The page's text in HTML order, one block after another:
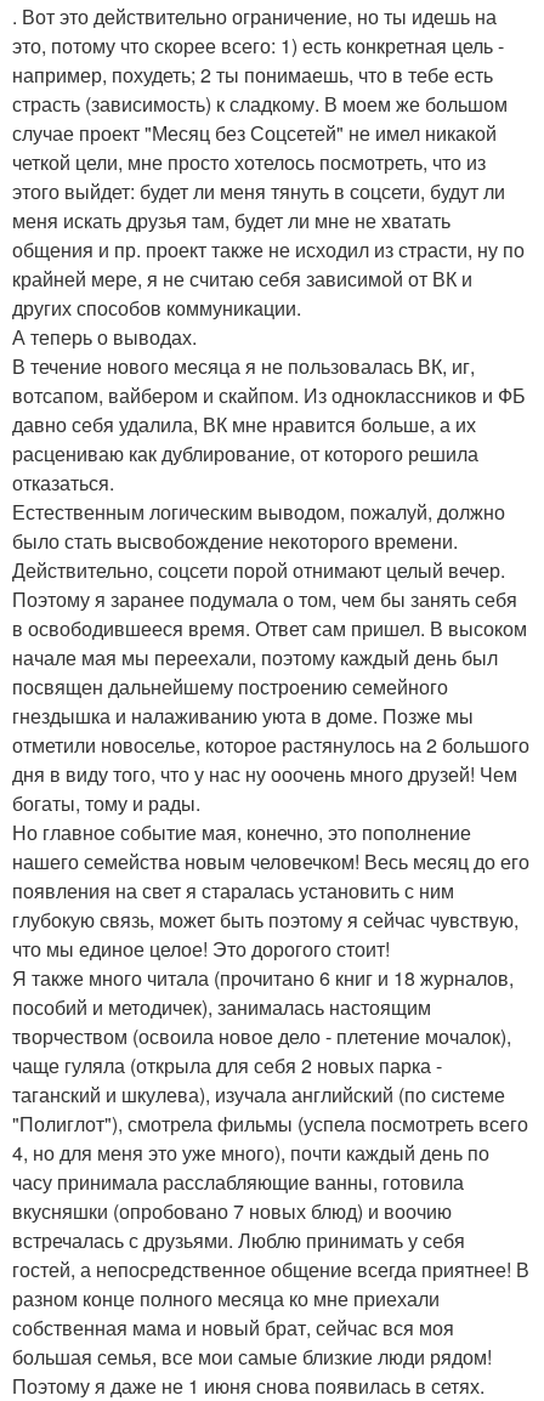
. Вот это действительно ограничение, но ты идешь на
это, потому что скорее всего: 1) есть конкретная цель -
например, похудеть; 2 ты понимаешь, что в тебе есть
страсть (зависимость) к сладкому. В моем же большом
случае проект "Месяц без Соцсетей" не имел никакой
четкой цели, мне просто хотелось посмотреть, что из
этого выйдет: будет ли меня тянуть в соцсети, будут ли
меня искать друзья там, будет ли мне не хватать
общения и пр. проект также не исходил из страсти, ну по
крайней мере, я не считаю себя зависимой от ВК и
других способов коммуникации.
А теперь о выводах.
В течение нового месяца я не пользовалась ВК, иг,
вотсапом, вайбером и скайпом. Из одноклассников и ФБ
давно себя удалила, ВК мне нравится больше, а их
расцениваю как дублирование, от которого решила
отказаться.
Естественным логическим выводом, пожалуй, должно
было стать высвобождение некоторого времени.
Действительно, соцсети порой отнимают целый вечер.
Поэтому я заранее подумала о том, чем бы занять себя
в освободившееся время. Ответ сам пришел. В высоком
начале мая мы переехали, поэтому каждый день был
посвящен дальнейшему построению семейного
гнездышка и налаживанию уюта в доме. Позже мы
отметили новоселье, которое растянулось на 2 большого
дня в виду того, что у нас ну ооочень много друзей! Чем
богаты, тому и рады.
Но главное событие мая, конечно, это пополнение
нашего семейства новым человечком! Весь месяц до его
появления на свет я старалась установить с ним
глубокую связь, может быть поэтому я сейчас чувствую,
что мы единое целое! Это дорогого стоит!
Я также много читала (прочитано 6 книг и 18 журналов,
пособий и методичек), занималась настоящим
творчеством (освоила новое дело - плетение мочалок),
чаще гуляла (открыла для себя 2 новых парка -
таганский и шкулева), изучала английский (по системе
"Полиглот"), смотрела фильмы (успела посмотреть всего
4, но для меня это уже много), почти каждый день по
часу принимала расслабляющие ванны, готовила
вкусняшки (опробовано 7 новых блюд) и воочию
встречалась с друзьями. Люблю принимать у себя
гостей, а непосредственное общение всегда приятнее! В
разном конце полного месяца ко мне приехали
собственная мама и новый брат, сейчас вся моя
большая семья, все мои самые близкие люди рядом!
Поэтому я даже не 1 июня снова появилась в сетях.